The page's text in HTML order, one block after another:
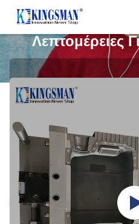
Λεπτομέρειες